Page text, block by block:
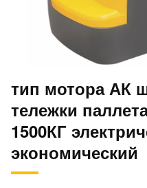
тип мотора АК
тележки
1500КГ
экономический